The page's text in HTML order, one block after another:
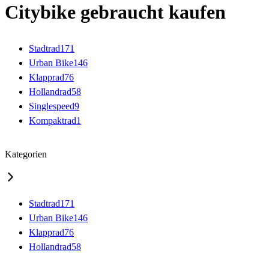
Citybike gebraucht kaufen
Stadtrad171
Urban Bike146
Klapprad76
Hollandrad58
Singlespeed9
Kompaktrad1
Kategorien
Stadtrad171
Urban Bike146
Klapprad76
Hollandrad58